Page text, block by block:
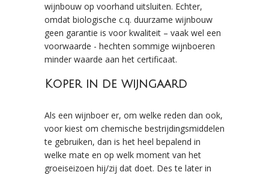
wijnbouw op voorhand uitsluiten. Echter,
omdat biologische c.q. duurzame wijnbouw
geen garantie is voor kwaliteit – vaak wel een
voorwaarde - hechten sommige wijnboeren
minder waarde aan het certificaat.
Koper in de wijngaard
Als een wijnboer er, om welke reden dan ook,
voor kiest om chemische bestrijdingsmiddelen
te gebruiken, dan is het heel bepalend in
welke mate en op welk moment van het
groeiseizoen hij/zij dat doet. Des te later in